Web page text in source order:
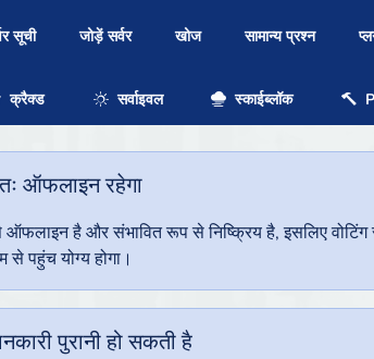
सूची जोड़ें सर्वर खोज सामान्य प्रश्न
क्रैक्ड सर्वाइवल स्काईब्लॉक
ऑफलाइन रहेगा
है और संभावित रूप से निष्क्रिय है, इसलिए
पहुंच योग्य होगा।
पुरानी हो सकती है